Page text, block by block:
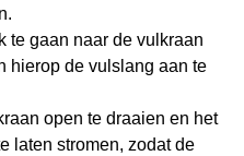
te gaan naar de vulkraan
hierop de vulslang aan te
open te draaien en het
laten stromen, zodat de